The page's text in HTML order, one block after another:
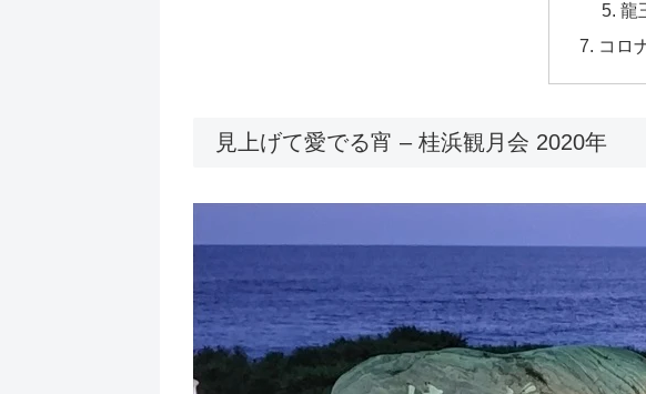
龍
コロ
見上げて愛でる宵 – 桂浜観月会 2020年